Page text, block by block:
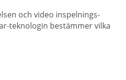
och video inspelnings-
teknologin bestämmer vilka